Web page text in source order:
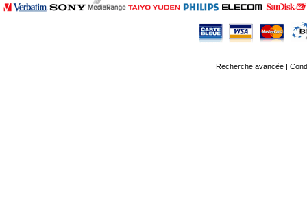
Recherche avancée|